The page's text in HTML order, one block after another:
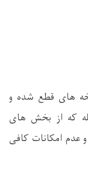
های قطع شده و
که از بخش های
امکانات کافی